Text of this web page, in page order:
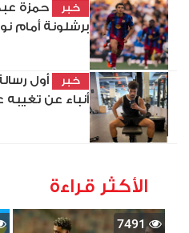
خبر
حمزة
برشلونة أمام
خبر
أول
أنباء عن تغيبه
الأكثر قراءة
7491